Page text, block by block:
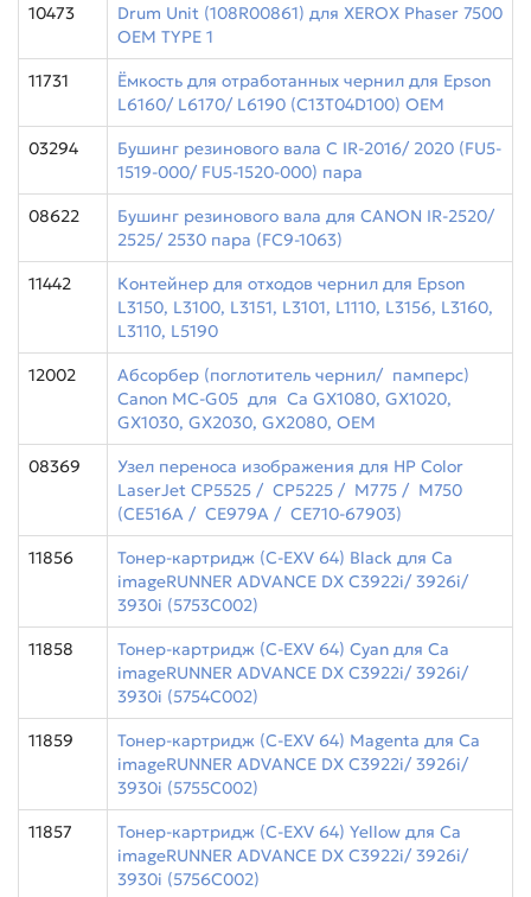
10473
Drum Unit (108R00861) для XEROX Phaser 7500
OEM TYPE 1
11731
Ёмкость для отработанных чернил для Epson
L6160/ L6170/ L6190 (C13T04D100) ОЕМ
03294
Бушинг резинового вала C IR-2016/ 2020 (FU5-
1519-000/ FU5-1520-000) пара
08622
Бушинг резинового вала для CANON IR-2520/
2525/ 2530 пара (FC9-1063)
11442
Контейнер для отходов чернил для Epson
L3150, L3100, L3151, L3101, L1110, L3156, L3160,
L3110, L5190
12002
Абсорбер (поглотитель чернил/ памперс)
Canon MC-G05 для Ca GX1080, GX1020,
GX1030, GX2030, GX2080, ОЕМ
08369
Узел переноса изображения для HP Color
LaserJet CP5525 / CP5225 / M775 / M750
(CE516A / CE979A / CE710-67903)
11856
Тонер-картридж (C-EXV 64) Black для Ca
imageRUNNER ADVANCE DX C3922i/ 3926i/
3930i (5753C002)
11858
Тонер-картридж (C-EXV 64) Cyan для Ca
imageRUNNER ADVANCE DX C3922i/ 3926i/
3930i (5754C002)
11859
Тонер-картридж (C-EXV 64) Magenta для Ca
imageRUNNER ADVANCE DX C3922i/ 3926i/
3930i (5755C002)
11857
Тонер-картридж (C-EXV 64) Yellow для Ca
imageRUNNER ADVANCE DX C3922i/ 3926i/
3930i (5756C002)